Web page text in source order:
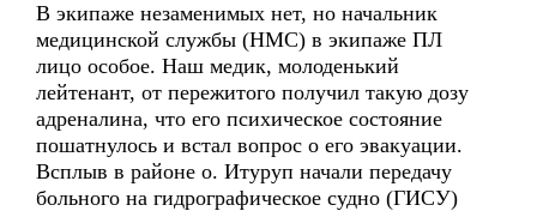
В экипаже незаменимых нет, но начальник
медицинской службы (НМС) в экипаже ПЛ
лицо особое. Наш медик, молоденький
лейтенант, от пережитого получил такую дозу
адреналина, что его психическое состояние
пошатнулось и встал вопрос о его эвакуации.
Всплыв в районе о. Итуруп начали передачу
больного на гидрографическое судно (ГИСУ)